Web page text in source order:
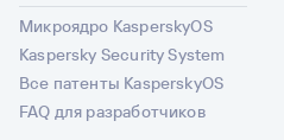
Микроядро KasperskyOS
Kaspersky Security System
Все патенты KasperskyOS
FAQ для разработчиков